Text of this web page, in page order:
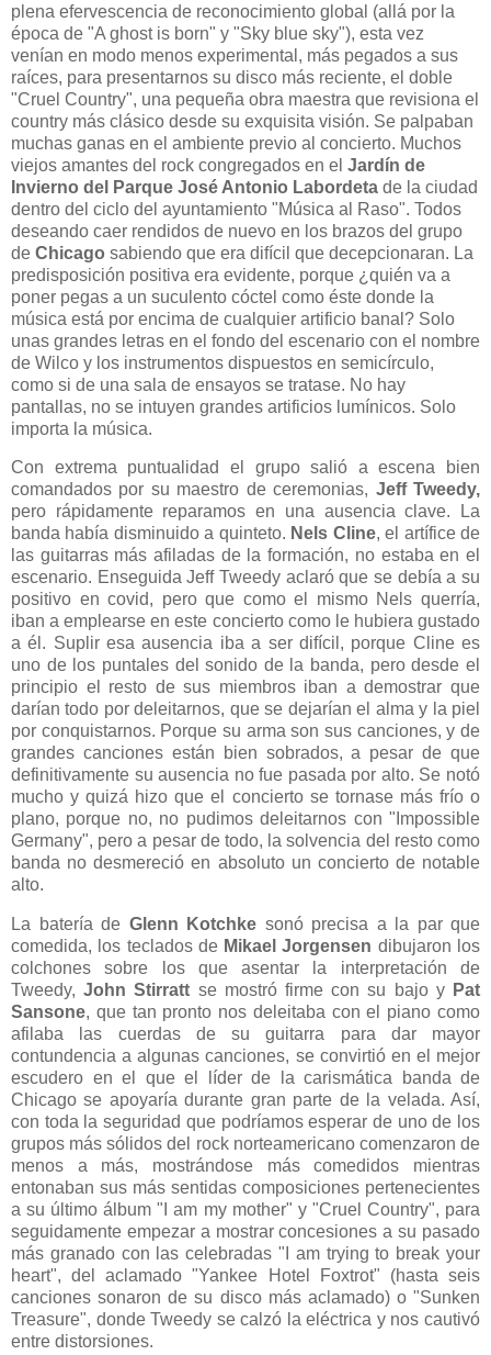
plena efervescencia de reconocimiento global (allá por la
época de "A ghost is born" y "Sky blue sky"), esta vez
venían en modo menos experimental, más pegados a sus
raíces, para presentarnos su disco más reciente, el doble
"Cruel Country", una pequeña obra maestra que revisiona el
country más clásico desde su exquisita visión. Se palpaban
muchas ganas en el ambiente previo al concierto. Muchos
viejos amantes del rock congregados en el Jardín de
Invierno del Parque José Antonio Labordeta de la ciudad
dentro del ciclo del ayuntamiento "Música al Raso". Todos
deseando caer rendidos de nuevo en los brazos del grupo
de Chicago sabiendo que era difícil que decepcionaran. La
predisposición positiva era evidente, porque ¿quién va a
poner pegas a un suculento cóctel como éste donde la
música está por encima de cualquier artificio banal? Solo
unas grandes letras en el fondo del escenario con el nombre
de Wilco y los instrumentos dispuestos en semicírculo,
como si de una sala de ensayos se tratase. No hay
pantallas, no se intuyen grandes artificios lumínicos. Solo
importa la música.
Con extrema puntualidad el grupo salió a escena bien
comandados por su maestro de ceremonias, Jeff Tweedy,
pero rápidamente reparamos en una ausencia clave. La
banda había disminuido a quinteto. Nels Cline, el artífice de
las guitarras más afiladas de la formación, no estaba en el
escenario. Enseguida Jeff Tweedy aclaró que se debía a su
positivo en covid, pero que como el mismo Nels querría,
iban a emplearse en este concierto como le hubiera gustado
a él. Suplir esa ausencia iba a ser difícil, porque Cline es
uno de los puntales del sonido de la banda, pero desde el
principio el resto de sus miembros iban a demostrar que
darían todo por deleitarnos, que se dejarían el alma y la piel
por conquistarnos. Porque su arma son sus canciones, y de
grandes canciones están bien sobrados, a pesar de que
definitivamente su ausencia no fue pasada por alto. Se notó
mucho y quizá hizo que el concierto se tornase más frío o
plano, porque no, no pudimos deleitarnos con "Impossible
Germany", pero a pesar de todo, la solvencia del resto como
banda no desmereció en absoluto un concierto de notable
alto.
La batería de Glenn Kotchke sonó precisa a la par que
comedida, los teclados de Mikael Jorgensen dibujaron los
colchones sobre los que asentar la interpretación de
Tweedy,John Stirratt se mostró firme con su bajo y Pat
Sansone, que tan pronto nos deleitaba con el piano como
afilaba las cuerdas de su guitarra para dar mayor
contundencia a algunas canciones, se convirtió en el mejor
escudero en el que el líder de la carismática banda de
Chicago se apoyaría durante gran parte de la velada. Así,
con toda la seguridad que podríamos esperar de uno de los
grupos más sólidos del rock norteamericano comenzaron de
menos a más, mostrándose más comedidos mientras
entonaban sus más sentidas composiciones pertenecientes
a su último álbum "I am my mother" y "Cruel Country", para
seguidamente empezar a mostrar concesiones a su pasado
más granado con las celebradas "I am trying to break your
heart", del aclamado "Yankee Hotel Foxtrot" (hasta seis
canciones sonaron de su disco más aclamado) o "Sunken
Treasure", donde Tweedy se calzó la eléctrica y nos cautivó
entre distorsiones.